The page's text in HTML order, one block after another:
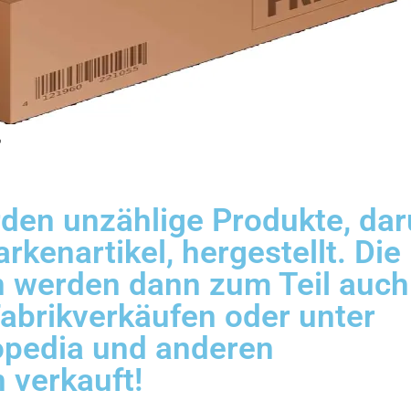
unzählige Produkte,
hergestellt. Die
dann zum Teil
oder unter
und anderen
verkauft!